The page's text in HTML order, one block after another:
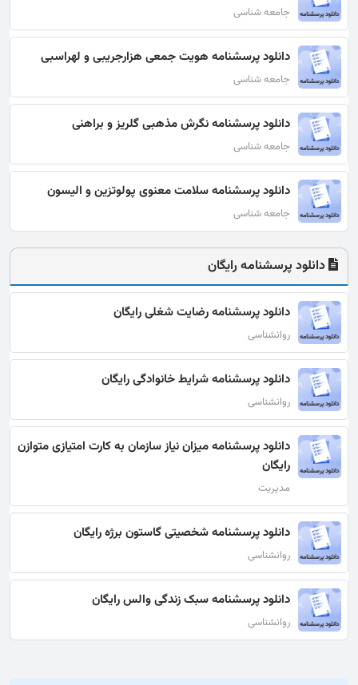
جامعه شناسی
دانلود پرسشنامه هویت جمعی هزارجریبی و لهراسبی
جامعه شناسی
دانلود پرسشنامه نگرش مذهبی گلریز و براهنی
جامعه شناسی
دانلود پرسشنامه سلامت معنوی پولوتزين و اليسون
جامعه شناسی
دانلود پرسشنامه رایگان
دانلود پرسشنامه رضایت شغلی رایگان
روانشناسی
دانلود پرسشنامه شرایط خانوادگی رایگان
روانشناسی
دانلود پرسشنامه میزان نیاز سازمان به کارت امتیازی متوازن
رایگان
مدیریت
دانلود پرسشنامه شخصیتی گاستون برژه رایگان
روانشناسی
دانلود پرسشنامه سبک زندگی والس رایگان
روانشناسی